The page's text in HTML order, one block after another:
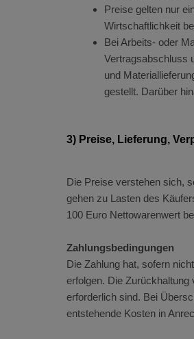
Preise gelten nur
Wirtschaftlichkeit
Bei Arbeits- oder
Vertragsabschluss
und
gestellt. Darüber
3) Preise, Lieferung,
Die Preise verstehen sich,
gehen zu Lasten des
100 Euro Nettowarenwert
Zahlungsbedingungen
Die Zahlung hat, sofern
erfolgen. Die Zurückhaltung
erforderlich sind. Bei
entstehende Kosten in